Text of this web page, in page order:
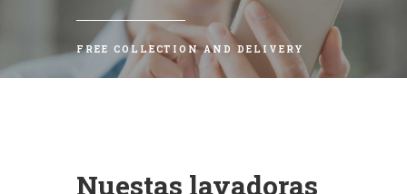
FREE COLLECTION AND DELIVERY
Nuestas lavadoras